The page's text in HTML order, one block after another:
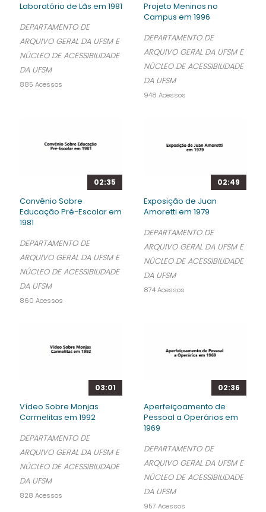
Laboratório de Lãs em 1981
DEPARTAMENTO DE
ARQUIVO GERAL DA UFSM E
NÚCLEO DE ACESSIBILIDADE
DA UFSM
885 Acessos
Projeto Meninos no
Campus em 1996
DEPARTAMENTO DE
ARQUIVO GERAL DA UFSM E
NÚCLEO DE ACESSIBILIDADE
DA UFSM
948 Acessos
02:35
Convênio Sobre
Educação Pré-Escolar em
1981
DEPARTAMENTO DE
ARQUIVO GERAL DA UFSM E
NÚCLEO DE ACESSIBILIDADE
DA UFSM
860 Acessos
02:49
Exposição de Juan
Amoretti em 1979
DEPARTAMENTO DE
ARQUIVO GERAL DA UFSM E
NÚCLEO DE ACESSIBILIDADE
DA UFSM
874 Acessos
03:01
Vídeo Sobre Monjas
Carmelitas em 1992
DEPARTAMENTO DE
ARQUIVO GERAL DA UFSM E
NÚCLEO DE ACESSIBILIDADE
DA UFSM
828 Acessos
02:36
Aperfeiçoamento de
Pessoal a Operários em
1969
DEPARTAMENTO DE
ARQUIVO GERAL DA UFSM E
NÚCLEO DE ACESSIBILIDADE
DA UFSM
957 Acessos